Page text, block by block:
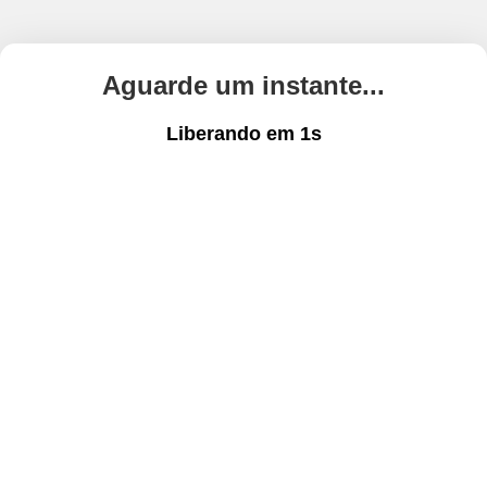
Aguarde um instante...
Liberando em 1s